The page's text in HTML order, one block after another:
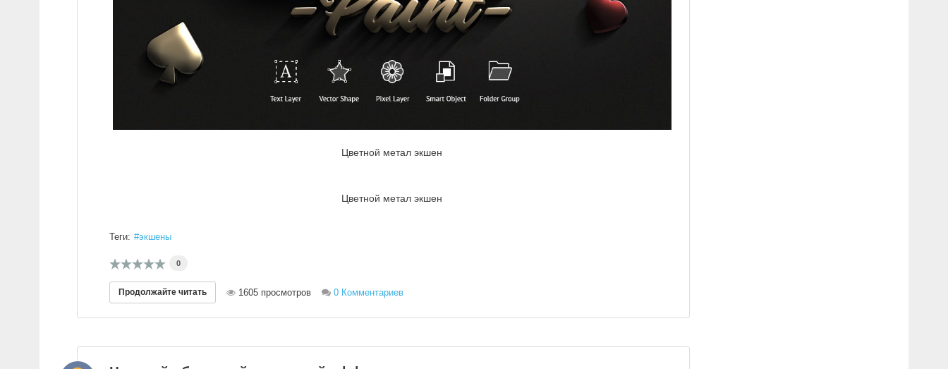
Цветной метал экшен
Цветной метал экшен
Теги: экшены
0
Продолжайте читать 1605 просмотров 0 Комментариев